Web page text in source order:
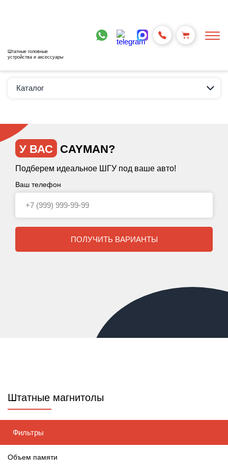
Штатные головные
устройства и аксессуары
Каталог
У ВАС CAYMAN?
Подберем идеальное ШГУ под ваше авто!
Ваш телефон
ПОЛУЧИТЬ ВАРИАНТЫ
Штатные магнитолы
Фильтры
Объем памяти